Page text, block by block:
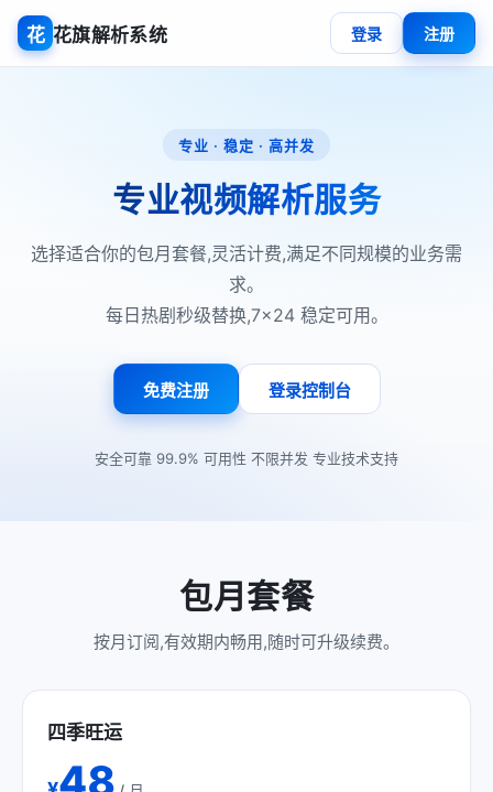
花 花旗解析系统 登录 注册
专业 · 稳定 · 高并发
专业视频解析服务
选择适合你的包月套餐,灵活计费,满足不同规模的业务需
求。
每日热剧秒级替换,7×24 稳定可用。
免费注册 登录控制台
安全可靠 99.9% 可用性 不限并发 专业技术支持
包月套餐
按月订阅,有效期内畅用,随时可升级续费。
四季旺运
48